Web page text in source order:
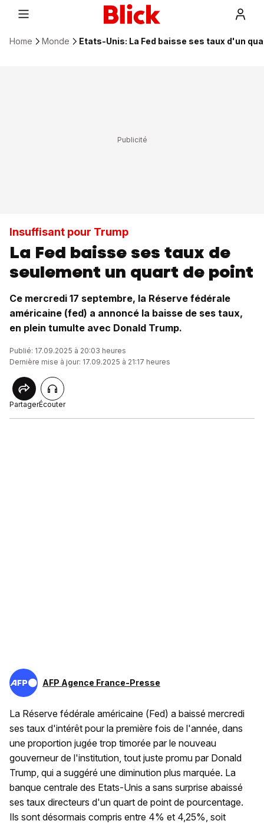
Home Monde Etats-Unis: La Fed baisse ses taux d'un
Insuffisant pour Trump
La Fed baisse ses taux de
seulement un quart de point
Ce mercredi 17 septembre, la Réserve fédérale
américaine (fed) a annoncé la baisse de ses taux,
en plein tumulte avec Donald Trump.
Publié: 17.09.2025 à 20:03 heures
Dernière mise à jour: 17.09.2025 à 21:17 heures
PartagerÉcouter
AFP Agence France-Presse
La Réserve fédérale américaine (Fed) a baissé mercredi
ses taux d'intérêt pour la première fois de l'année, dans
une proportion jugée trop timorée par le nouveau
gouverneur de l'institution, tout juste promu par Donald
Trump, qui a suggéré une diminution plus marquée. La
banque centrale des Etats-Unis a sans surprise abaissé
ses taux directeurs d'un quart de point de pourcentage.
Ils sont désormais compris entre 4% et 4,25%, soit